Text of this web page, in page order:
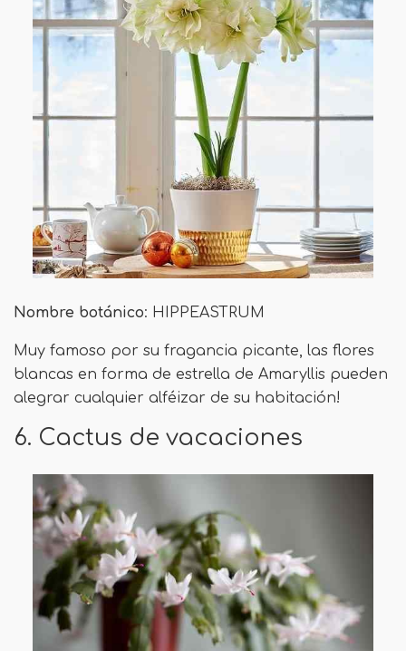
Nombre botánico: HIPPEASTRUM
Muy famoso por su fragancia picante, las flores
blancas en forma de estrella de Amaryllis pueden
alegrar cualquier alféizar de su habitación!
6. Cactus de vacaciones